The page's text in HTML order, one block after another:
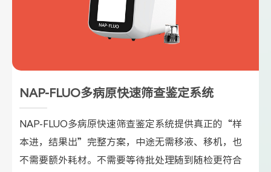
NAP-FLUO多病原快速筛查鉴定系统
NAP-FLUO多病原快速筛查鉴定系统提供真正的“样
本进，结果出”完整方案，中途无需移液、移机，也
不需要额外耗材。不需要等待批处理随到随检更符合